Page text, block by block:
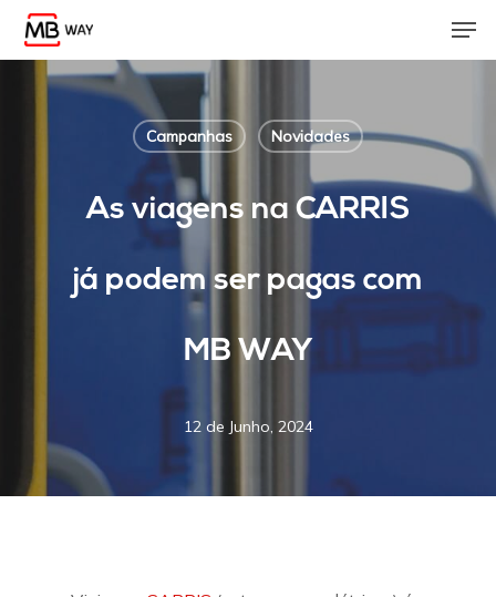
Skip
Campanhas Novidades
As viagens na CARRIS
já podem ser pagas com
MB WAY
12 de Junho, 2024